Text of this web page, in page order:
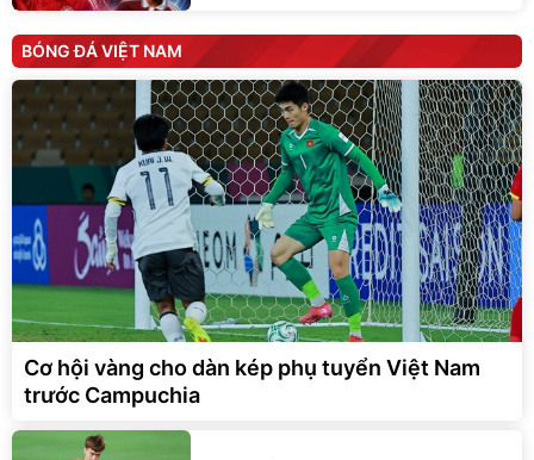
BÓNG ĐÁ VIỆT NAM
Cơ hội vàng cho dàn kép phụ tuyển Việt Nam
trước Campuchia